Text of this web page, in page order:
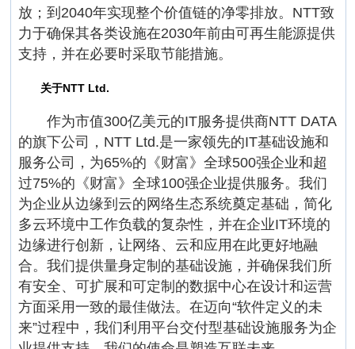
放；到2040年实现整个价值链的净零排放。NTT致
力于确保其各类设施在2030年前由可再生能源提供
支持，并在必要时采取节能措施。
关于NTT Ltd.
作为市值300亿美元的IT服务提供商NTT DATA
的旗下公司，NTT Ltd.是一家领先的IT基础设施和
服务公司，为65%的《财富》全球500强企业和超
过75%的《财富》全球100强企业提供服务。我们
为企业从边缘到云的网络生态系统奠定基础，简化
多云环境中工作负载的复杂性，并在企业IT环境的
边缘进行创新，让网络、云和应用在此更好地融
合。我们提供量身定制的基础设施，并确保我们所
有安全、可扩展和可定制的数据中心在设计和运营
方面采用一致的最佳做法。在迈向“软件定义的未
来”过程中，我们利用平台交付型基础设施服务为企